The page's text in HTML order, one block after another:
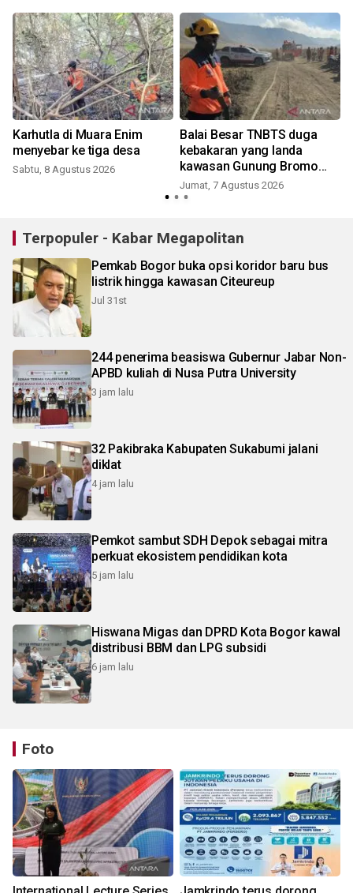
Karhutla di Muara Enim
menyebar ke tiga desa
Sabtu, 8 Agustus 2026
Balai Besar TNBTS duga
kebakaran yang landa
kawasan Gunung Bromo
karena aktivitas manusia
Jumat, 7 Agustus 2026
Terpopuler - Kabar Megapolitan
Pemkab Bogor buka opsi koridor baru bus
listrik hingga kawasan Citeureup
Jul 31st
244 penerima beasiswa Gubernur Jabar Non-
APBD kuliah di Nusa Putra University
3 jam lalu
32 Pakibraka Kabupaten Sukabumi jalani
diklat
4 jam lalu
Pemkot sambut SDH Depok sebagai mitra
perkuat ekosistem pendidikan kota
5 jam lalu
Hiswana Migas dan DPRD Kota Bogor kawal
distribusi BBM dan LPG subsidi
6 jam lalu
Foto